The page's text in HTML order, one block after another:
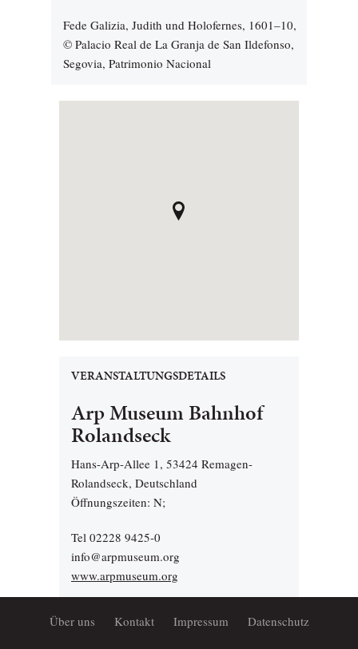
Fede Galizia, Judith und Holofernes, 1601–10,
© Palacio Real de La Granja de San Ildefonso,
Segovia, Patrimonio Nacional
VERANSTALTUNGSDETAILS
Arp Museum Bahnhof
Rolandseck
Hans-Arp-Allee 1, 53424 Remagen-
Rolandseck, Deutschland
Öffnungszeiten: N;
Tel 02228 9425-0
info@arpmuseum.org
www.arpmuseum.org
Über uns Kontakt Impressum Datenschutz